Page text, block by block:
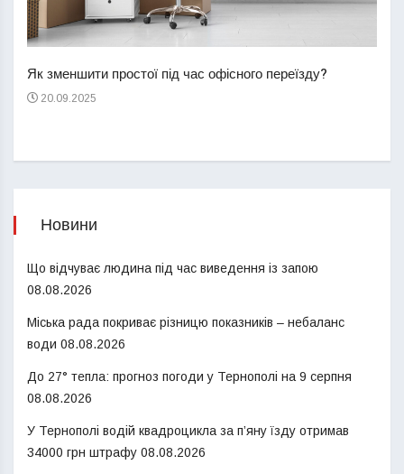
Як зменшити простої під час офісного переїзду?
20.09.2025
Новини
Що відчуває людина під час виведення із запою
08.08.2026
Міська рада покриває різницю показників – небаланс
води 08.08.2026
До 27° тепла: прогноз погоди у Тернополі на 9 серпня
08.08.2026
У Тернополі водій квадроцикла за п’яну їзду отримав
34000 грн штрафу 08.08.2026